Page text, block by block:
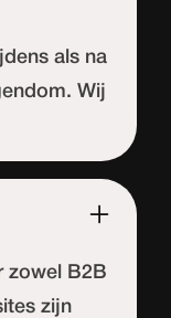
als na
Wij
zowel B2B
zijn